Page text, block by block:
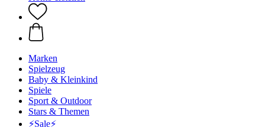
Marken
Spielzeug
Baby & Kleinkind
Spiele
Sport & Outdoor
Stars & Themen
⚡️Sale⚡️